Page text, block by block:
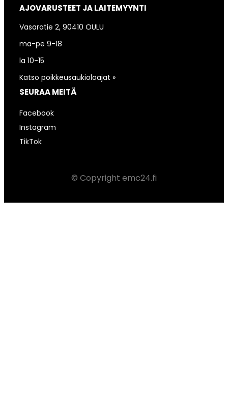
AJOVARUSTEET JA LAITEMYYNTI
Vasaratie 2, 90410 OULU
ma-pe 9-18
la 10-15
Katso poikkeusaukioloajat »
SEURAA MEITÄ
Facebook
Instagram
TikTok
© Copyright emc24.fi